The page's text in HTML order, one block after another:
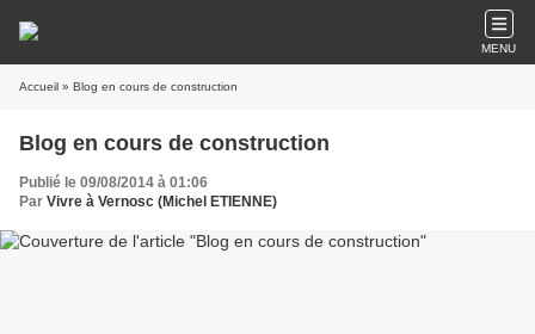
MENU
Accueil » Blog en cours de construction
Blog en cours de construction
Publié le 09/08/2014 à 01:06
Par Vivre à Vernosc (Michel ETIENNE)